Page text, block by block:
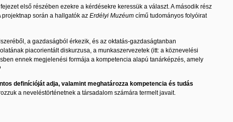
fejezet első részében ezekre a kérdésekre keressük a választ. A második rész
során a hallgatók az Erdélyi Muzéum című tudományos folyóirat
a gazdaságból érkezik, és az oktatás-gazdaságtanban
piacorientált diskurzusa, a munkaszervezetek (itt: a köznevelési
ennek megjelenési formája a kompetencia alapú tanárképzés, amely
definícióját adja, valamint meghatározza kompetencia és tudás
a neveléstörténetnek a társadalom számára termelt javait.